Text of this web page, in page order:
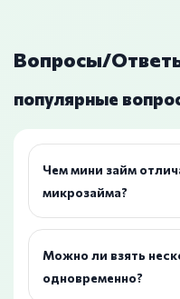
Вопросы/
популярные
Чем мини займ
микрозайма?
Можно ли взять
одновременно?